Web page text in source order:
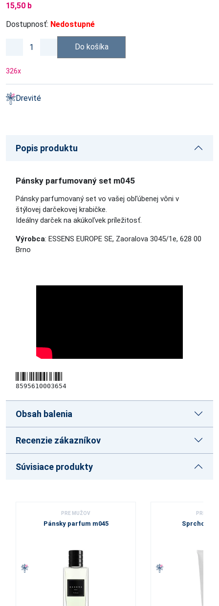
15,50 b
Dostupnosť: Nedostupné
Do košíka
326x
Drevité
Popis produktu
Pánsky parfumovaný set m045
Pánsky parfumovaný set vo vašej obľúbenej vôni v
štýlovej darčekovej krabičke.
Ideálny darček na akúkoľvek príležitosť.
Výrobca: ESSENS EUROPE SE, Zaoralova 3045/1e, 628 00
Brno
8595610003654
Obsah balenia
Recenzie zákazníkov
Súvisiace produkty
PRE MUŽOV
Pánsky parfum m045
PRE
Sprchový